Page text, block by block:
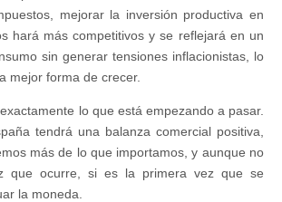
mejorar la inversión productiva en
hará más competitivos y se reflejará en un
sin generar tensiones inflacionistas, lo
mejor forma de crecer.
lo que está empezando a pasar.
tendrá una balanza comercial positiva,
más de lo que importamos, y aunque no
que ocurre, si es la primera vez que se
la moneda.